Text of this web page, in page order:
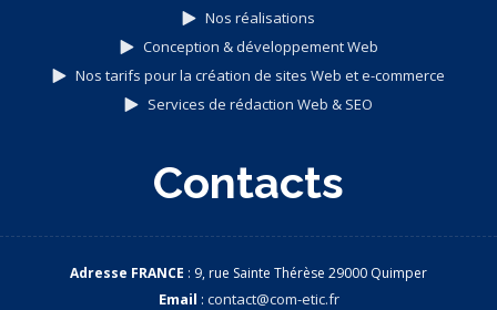
Nos réalisations
Conception & développement Web
Nos tarifs pour la création de sites Web et e-commerce
Services de rédaction Web & SEO
Contacts
Adresse FRANCE : 9, rue Sainte Thérèse 29000 Quimper
Email : contact@com-etic.fr